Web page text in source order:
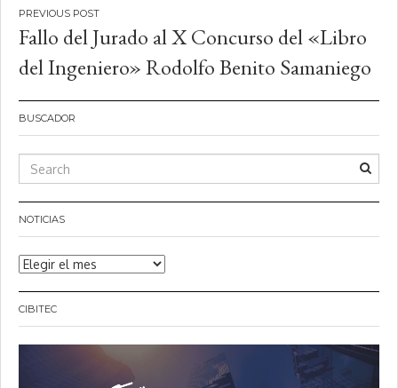
Navegación
de
entradas
Fallo del Jurado al X Concurso del «Libro
del Ingeniero» Rodolfo Benito Samaniego
BUSCADOR
NOTICIAS
Noticias
CIBITEC